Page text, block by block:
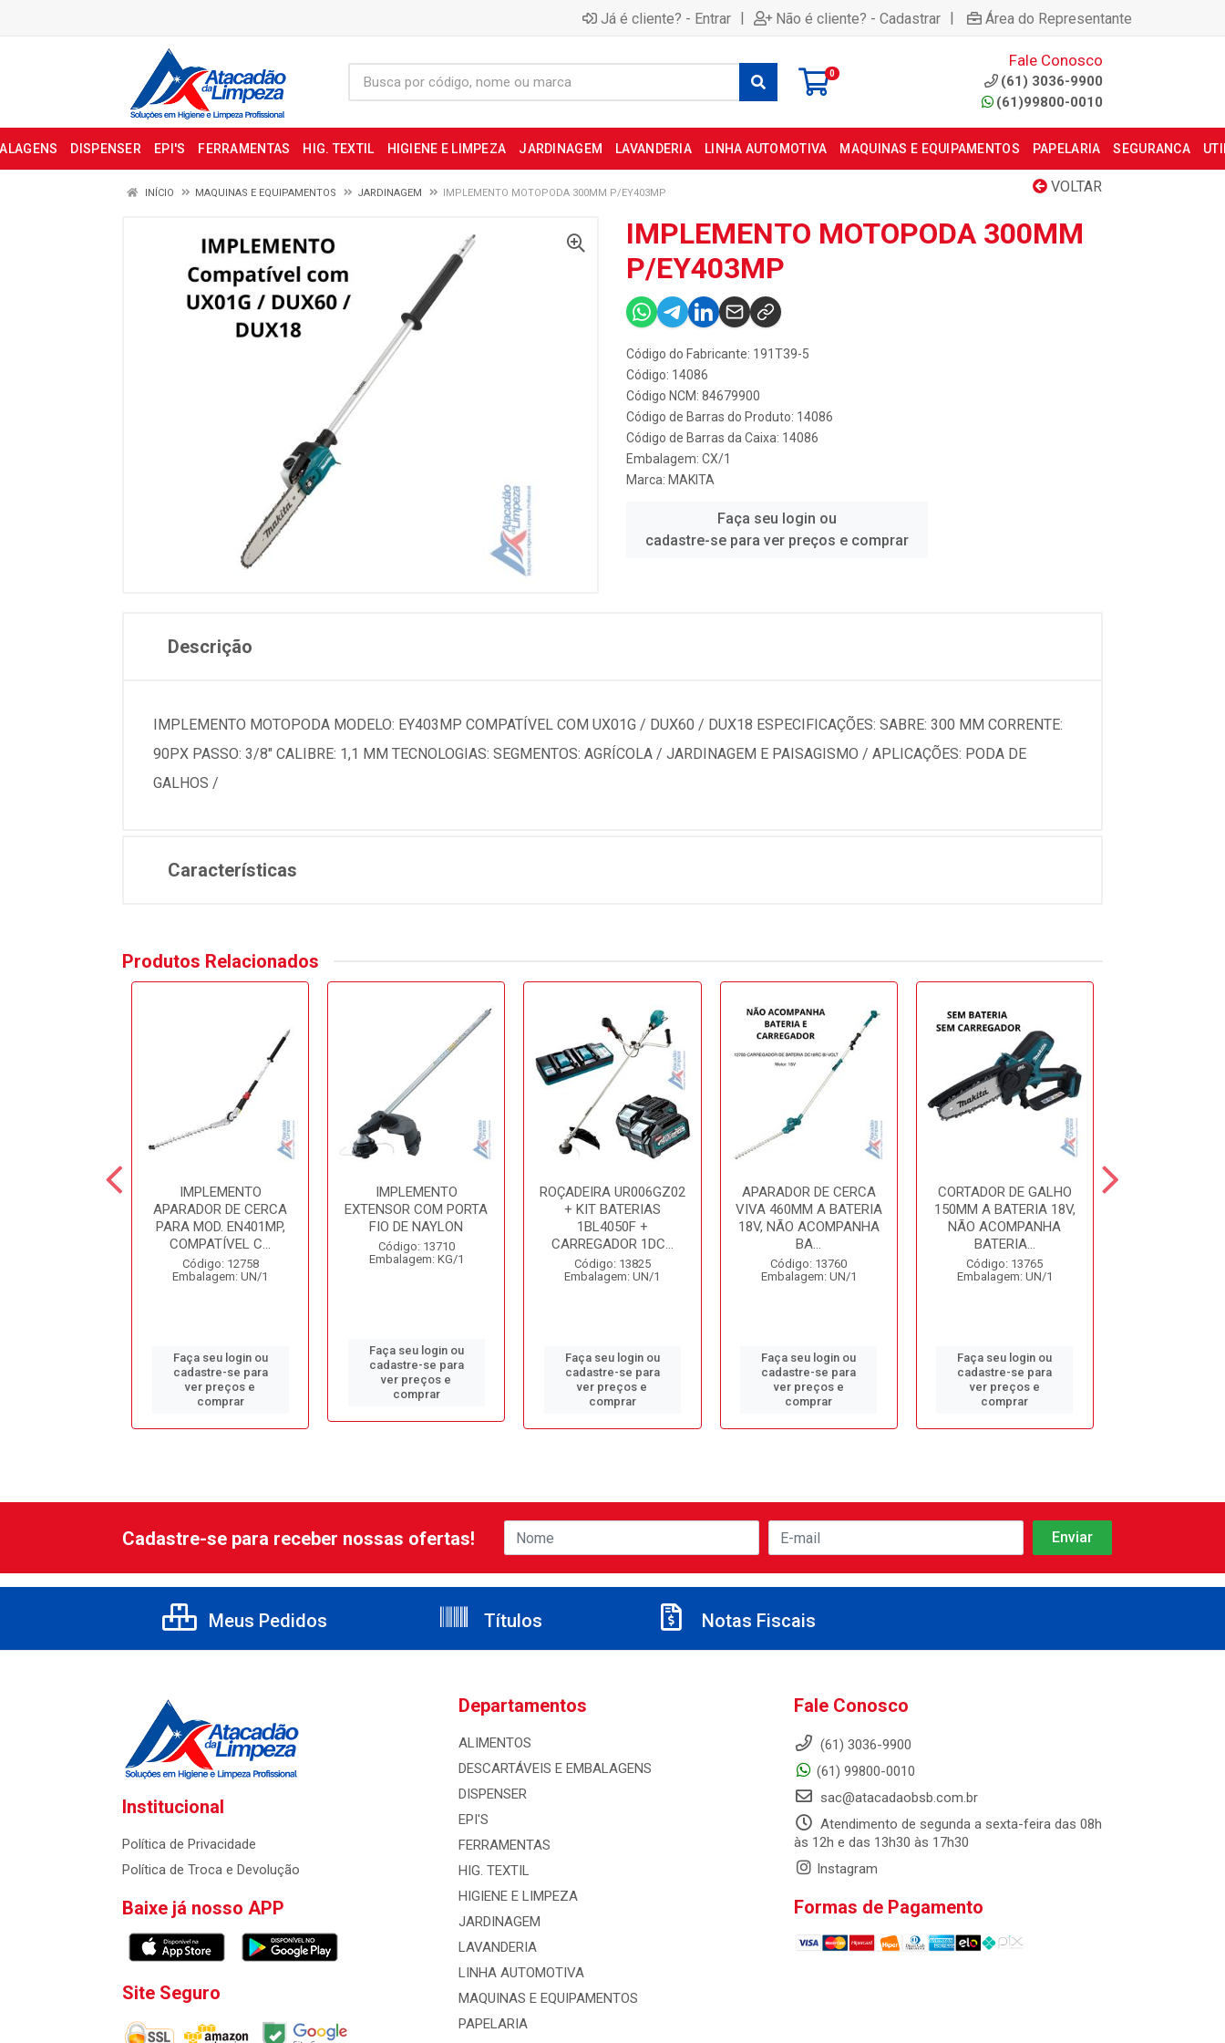
Já é cliente? - Entrar | Não é cliente? - Cadastrar | Área do Representante
0
Fale Conosco
(61) 3036-9900
(61)99800-0010
DISPENSER EPI'S FERRAMENTAS HIG. TEXTIL HIGIENE E LIMPEZA JARDINAGEM LAVANDERIA LINHA AUTOMOTIVA MAQUINAS E EQUIPAMENTOS PAPELARIA SEGURANCA
VOLTAR
INÍCIO MAQUINAS E EQUIPAMENTOS JARDINAGEM IMPLEMENTO MOTOPODA 300MM P/EY403MP
IMPLEMENTO MOTOPODA 300MM
P/EY403MP
Código do Fabricante: 191T39-5
Código: 14086
Código NCM: 84679900
Código de Barras do Produto: 14086
Código de Barras da Caixa: 14086
Embalagem: CX/1
Marca: MAKITA
Faça seu login ou
cadastre-se para ver preços e comprar
Descrição
IMPLEMENTO MOTOPODA MODELO: EY403MP COMPATÍVEL COM UX01G / DUX60 / DUX18 ESPECIFICAÇÕES: SABRE: 300 MM CORRENTE:
90PX PASSO: 3/8" CALIBRE: 1,1 MM TECNOLOGIAS: SEGMENTOS: AGRÍCOLA / JARDINAGEM E PAISAGISMO / APLICAÇÕES: PODA DE
GALHOS /
Características
Produtos Relacionados
IMPLEMENTO
APARADOR DE CERCA
PARA MOD. EN401MP,
COMPATÍVEL C...
Código: 12758
Embalagem: UN/1
Faça seu login ou
cadastre-se para
ver preços e
comprar
IMPLEMENTO
EXTENSOR COM PORTA
FIO DE NAYLON
Código: 13710
Embalagem: KG/1
Faça seu login ou
cadastre-se para
ver preços e
comprar
ROÇADEIRA UR006GZ02
+ KIT BATERIAS
1BL4050F +
CARREGADOR 1DC...
Código: 13825
Embalagem: UN/1
Faça seu login ou
cadastre-se para
ver preços e
comprar
APARADOR DE CERCA
VIVA 460MM A BATERIA
18V, NÃO ACOMPANHA
BA...
Código: 13760
Embalagem: UN/1
Faça seu login ou
cadastre-se para
ver preços e
comprar
CORTADOR DE GALHO
150MM A BATERIA 18V,
NÃO ACOMPANHA
BATERIA...
Código: 13765
Embalagem: UN/1
Faça seu login ou
cadastre-se para
ver preços e
comprar
Cadastre-se para receber nossas ofertas!
Meus Pedidos Títulos Notas Fiscais
Institucional
Política de Privacidade
Política de Troca e Devolução
Baixe já nosso APP
Site Seguro
Departamentos
ALIMENTOS
DESCARTÁVEIS E EMBALAGENS
DISPENSER
EPI'S
FERRAMENTAS
HIG. TEXTIL
HIGIENE E LIMPEZA
JARDINAGEM
LAVANDERIA
LINHA AUTOMOTIVA
MAQUINAS E EQUIPAMENTOS
PAPELARIA
Fale Conosco
(61) 3036-9900
(61) 99800-0010
sac@atacadaobsb.com.br
Atendimento de segunda a sexta-feira das 08h
às 12h e das 13h30 às 17h30
Instagram
Formas de Pagamento